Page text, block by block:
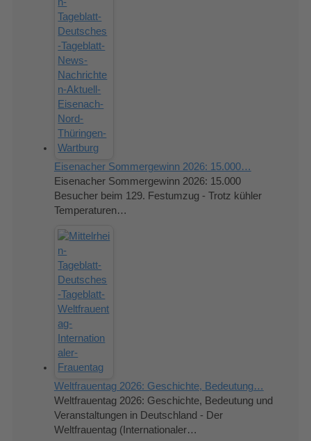
Eisenacher Sommergewinn 2026: 15.000…
Eisenacher Sommergewinn 2026: 15.000
Besucher beim 129. Festumzug - Trotz kühler
Temperaturen…
Weltfrauentag 2026: Geschichte, Bedeutung…
Weltfrauentag 2026: Geschichte, Bedeutung und
Veranstaltungen in Deutschland - Der
Weltfrauentag (Internationaler…